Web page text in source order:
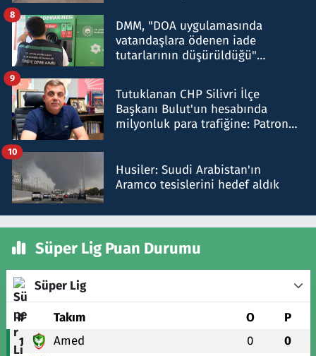
DMM, "DOA uygulamasında
vatandaşlara ödenen iade
tutarlarının düşürüldüğü"
8
Tutuklanan CHP Silivri İlçe
Başkanı Bulut'un hesabında
milyonluk para trafiğine: Patron
9
Husiler: Suudi Arabistan'ın
Aramco tesislerini hedef aldık
10
Süper Lig Puan Durumu
Süper Lig
# Takım O P
1 Amed 0 0